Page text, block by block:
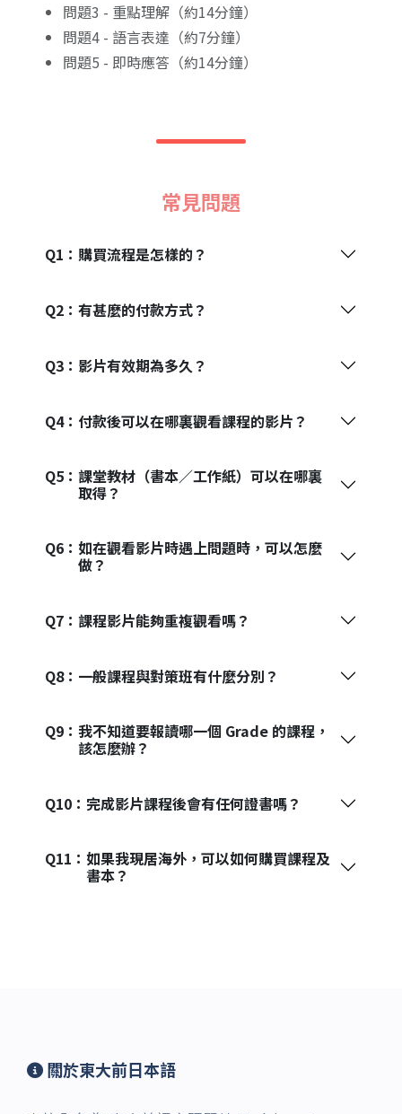
問題3 - 重點理解（約14分鐘）
問題4 - 語言表達（約7分鐘）
問題5 - 即時應答（約14分鐘）
常見問題
Q1： 購買流程是怎樣的？
Q2： 有甚麼的付款方式？
Q3： 影片有效期為多久？
Q4： 付款後可以在哪裏觀看課程的影片？
Q5： 課堂教材（書本／工作紙）可以在哪裏
取得？
Q6： 如在觀看影片時遇上問題時，可以怎麼
做？
Q7： 課程影片能夠重複觀看嗎？
Q8： 一般課程與對策班有什麼分別？
Q9： 我不知道要報讀哪一個 Grade 的課程，
該怎麼辦？
Q10： 完成影片課程後會有任何證書嗎？
Q11： 如果我現居海外，可以如何購買課程及
書本？
關於東大前日本語